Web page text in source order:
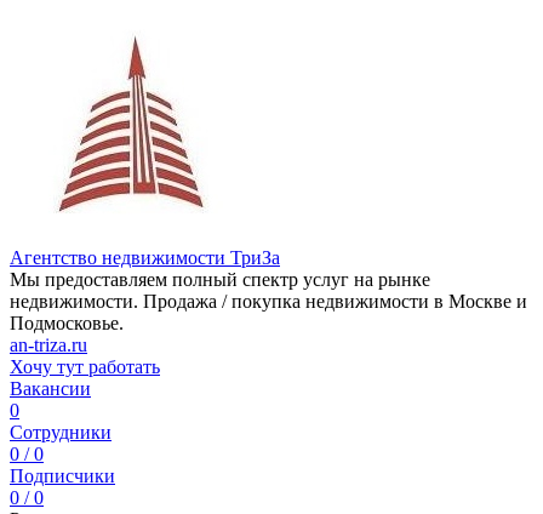
Агентство недвижимости ТриЗа
Мы предоставляем полный спектр услуг на рынке
недвижимости. Продажа / покупка недвижимости в Москве и
Подмосковье.
an-triza.ru
Хочу тут работать
Вакансии
0
Сотрудники
0 / 0
Подписчики
0 / 0